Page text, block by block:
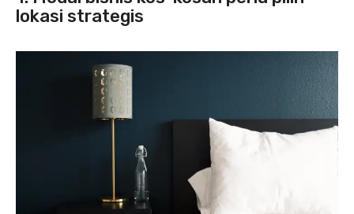
lokasi strategis